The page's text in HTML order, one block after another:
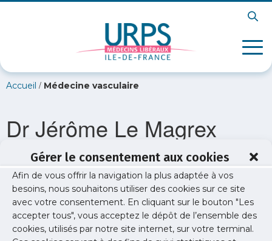
Gérer le consentement aux cookies
Afin de vous offrir la navigation la plus adaptée à vos
besoins, nous souhaitons utiliser des cookies sur ce site
avec votre consentement. En cliquant sur le bouton "Les
accepter tous", vous acceptez le dépôt de l’ensemble des
cookies, utilisés par notre site internet, sur votre terminal.
Accueil / Médecine vasculaire
Dr Jérôme Le Magrex